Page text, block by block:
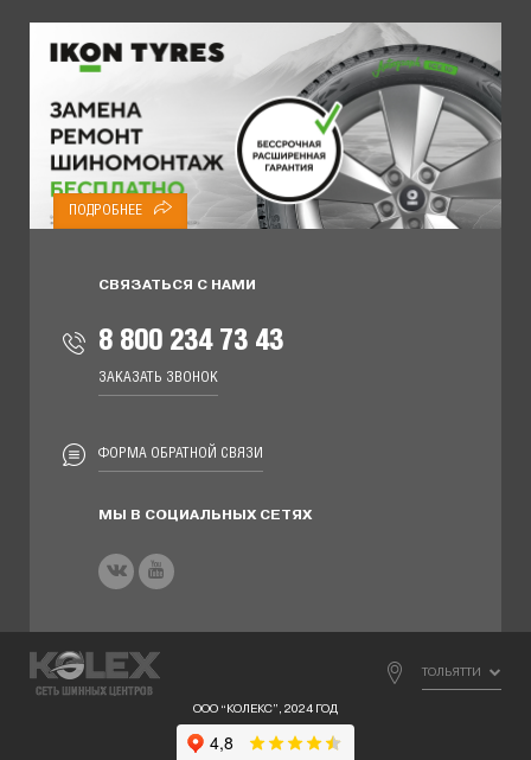
ПОДРОБНЕЕ
СВЯЗАТЬСЯ С НАМИ
8 800 234 73 43
ЗАКАЗАТЬ ЗВОНОК
ФОРМА ОБРАТНОЙ СВЯЗИ
МЫ В СОЦИАЛЬНЫХ СЕТЯХ
ТОЛЬЯТТИ
ООО “КОЛЕКС”, 2024 ГОД